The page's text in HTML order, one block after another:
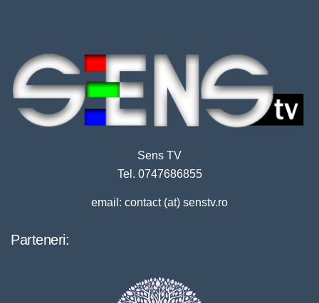
Sens TV
Tel. 0747686855
email: contact (at) senstv.ro
Parteneri: